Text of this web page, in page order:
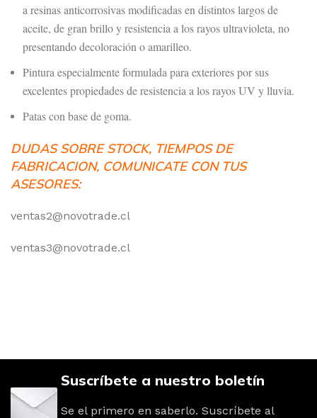
a resinas anticorrosivas modificadas en distintos largos de
aceite, de gran brillo y resistencia a los rayos ultravioleta, no
presentando decoloración o amarilleo.
Pintura especialmente formulada para exteriores por sus
excelentes propiedades de resistencia a los rayos UV y lluvia.
Patas con base de goma.
DUDAS SOBRE STOCK, TIEMPOS DE
FABRICACION, COMUNICATE CON TUS
ASESORES:
ventas2@novotrade.cl
ventas3@novotrade.cl
Suscríbete a nuestro boletín
Se el primero en saberlo. Suscríbete al